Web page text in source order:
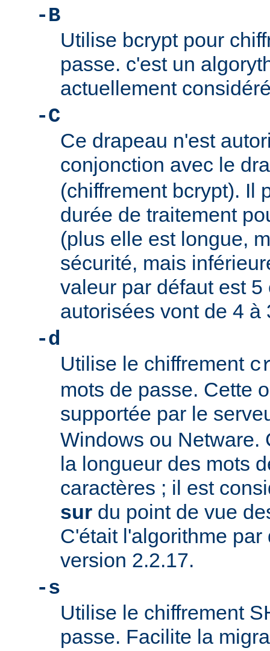
-B
Utilise bcrypt pour
passe. c'est un
actuellement
-C
Ce drapeau n'est
conjonction avec le
(chiffrement bcrypt). Il
durée de traitement
(plus elle est longue,
sécurité, mais
valeur par défaut est
autorisées vont de 4 à
-d
Utilise le chiffrement
mots de passe. Cette
supportée par le
Windows ou Netware.
la longueur des mots
caractères ; il est
sur du point de vue
C'était l'algorithme
version 2.2.17.
-s
Utilise le chiffrement
passe. Facilite la